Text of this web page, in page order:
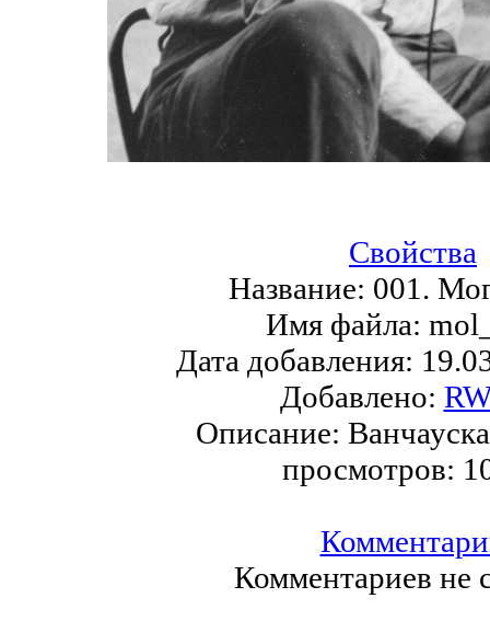
Свойства
Название: 001.
Имя файла:
Дата добавления:
Добавлено:
Описание:
просмотров:
Комментариев не